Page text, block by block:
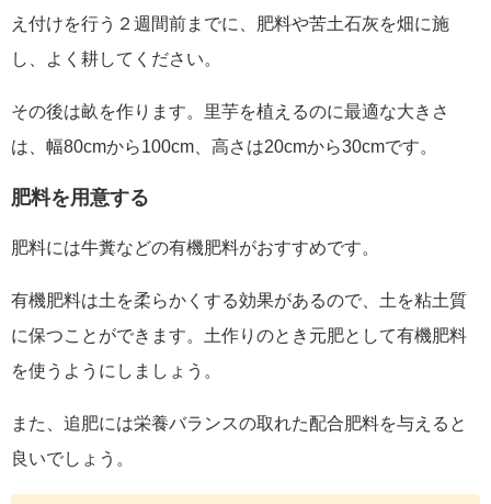
え付けを行う２週間前までに、肥料や苦土石灰を畑に施
し、よく耕してください。
その後は畝を作ります。里芋を植えるのに最適な大きさ
は、幅80cmから100cm、高さは20cmから30cmです。
肥料を用意する
肥料には牛糞などの有機肥料がおすすめです。
有機肥料は土を柔らかくする効果があるので、土を粘土質
に保つことができます。土作りのとき元肥として有機肥料
を使うようにしましょう。
また、追肥には栄養バランスの取れた配合肥料を与えると
良いでしょう。